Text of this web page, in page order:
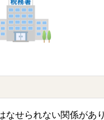
なせられない関係があり